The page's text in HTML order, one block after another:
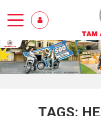
TAGS: